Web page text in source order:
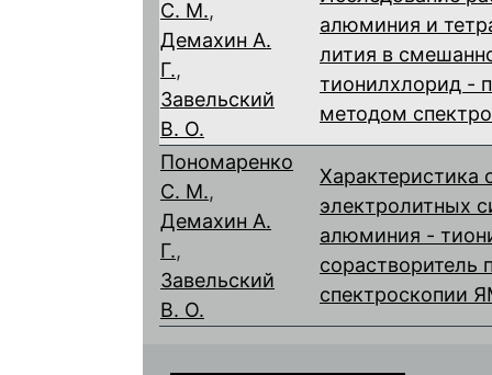
С. М.,
Демахин А.
Г.,
Завельский
В. О.
алюминия и
лития в
тионилхлорид -
методом
Пономаренко
С. М.,
Демахин А.
Г.,
Завельский
В. О.
Характеристика
электролитных
алюминия -
сорастворитель
спектроскопии